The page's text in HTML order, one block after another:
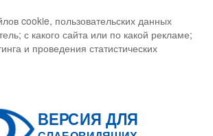
cookie, пользовательских данных
с какого сайта или по какой рекламе;
и проведения статистических